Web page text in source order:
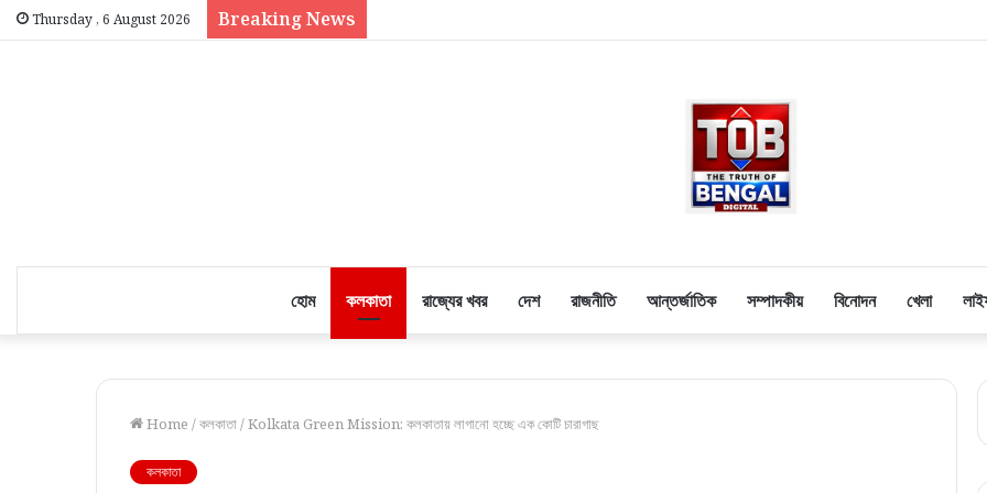
Thursday , 6 August 2026 Breaking News
হোম কলকাতা রাজ্যের খবর দেশ রাজনীতি আন্তর্জাতিক সম্পাদকীয় বিনোদন খেলা
Home /কলকাতা /Kolkata Green Mission: কলকাতায় লাগানো হচ্ছে এক কোটি চারাগাছ
কলকাতা